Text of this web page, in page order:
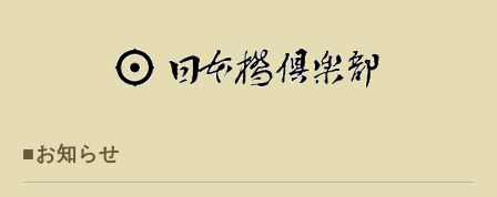
■お知らせ